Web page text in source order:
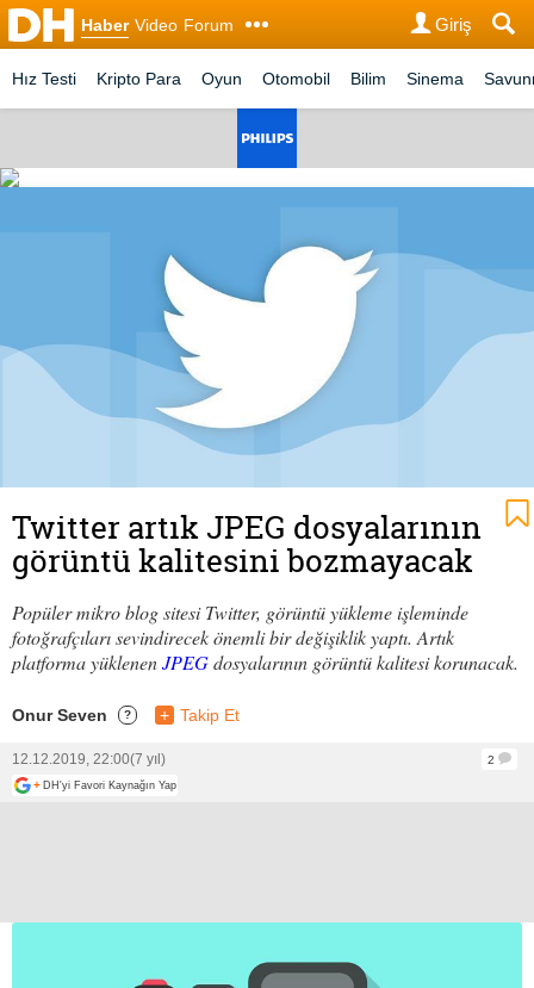
Haber Video Forum Giriş
Hız Testi Kripto Para Oyun Otomobil Bilim Sinema
Twitter artık JPEG dosyalarının
görüntü kalitesini bozmayacak
Popüler mikro blog sitesi Twitter, görüntü yükleme işleminde
fotoğrafçıları sevindirecek önemli bir değişiklik yaptı. Artık
platforma yüklenenJPEGdosyalarının görüntü kalitesi korunacak.
Onur Seven ? + Takip Et
12.12.2019, 22:00(7 yıl)
2
+ DH'yi Favori Kaynağın Yap